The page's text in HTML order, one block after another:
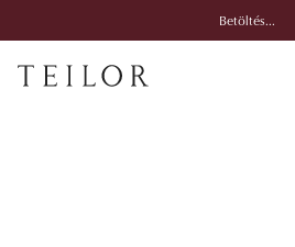
Betöltés...